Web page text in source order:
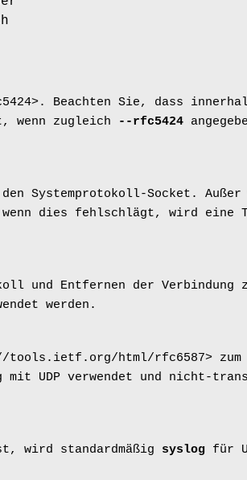
Beachten Sie, dass
wenn zugleich
--rfc5424
Systemprotokoll-Socket. Außer
wenn dies fehlschlägt, wird eine
und Entfernen der Verbindung
werden.
html/rfc6587> zum
UDP verwendet und nicht-
wird standardmäßig syslog für